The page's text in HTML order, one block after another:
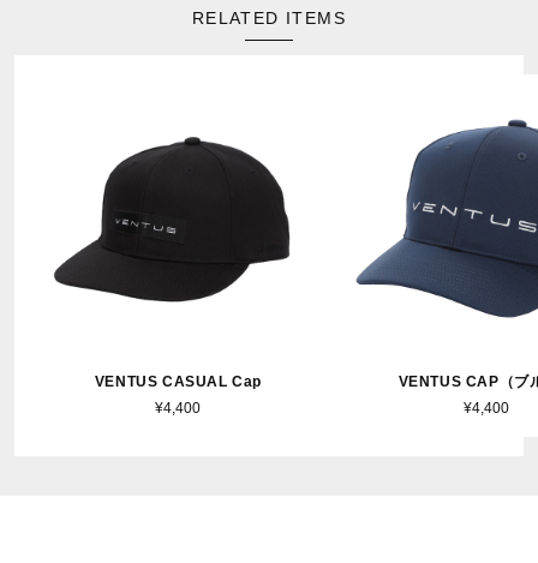
RELATED ITEMS
VENTUS CASUAL Cap
¥4,400
VENTUS CAP（ブ
¥4,400